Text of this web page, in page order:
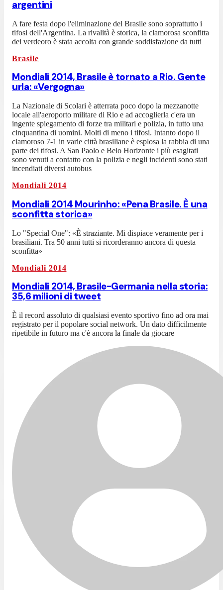
argentini
A fare festa dopo l'eliminazione del Brasile sono soprattutto i
tifosi dell'Argentina. La rivalità è storica, la clamorosa sconfitta
dei verdeoro è stata accolta con grande soddisfazione da tutti
Brasile
Mondiali 2014, Brasile è tornato a Rio. Gente
urla: «Vergogna»
La Nazionale di Scolari è atterrata poco dopo la mezzanotte
locale all'aeroporto militare di Rio e ad accoglierla c'era un
ingente spiegamento di forze tra militari e polizia, in tutto una
cinquantina di uomini. Molti di meno i tifosi. Intanto dopo il
clamoroso 7-1 in varie città brasiliane è esplosa la rabbia di una
parte dei tifosi. A San Paolo e Belo Horizonte i più esagitati
sono venuti a contatto con la polizia e negli incidenti sono stati
incendiati diversi autobus
Mondiali 2014
Mondiali 2014 Mourinho: «Pena Brasile. È una
sconfitta storica»
Lo "Special One": «È straziante. Mi dispiace veramente per i
brasiliani. Tra 50 anni tutti si ricorderanno ancora di questa
sconfitta»
Mondiali 2014
Mondiali 2014, Brasile-Germania nella storia:
35,6 milioni di tweet
È il record assoluto di qualsiasi evento sportivo fino ad ora mai
registrato per il popolare social network. Un dato difficilmente
ripetibile in futuro ma c'è ancora la finale da giocare